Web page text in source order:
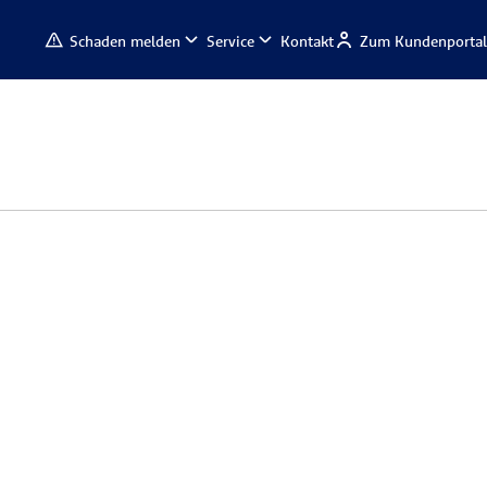
Schaden melden Service Kontakt Zum Kundenportal